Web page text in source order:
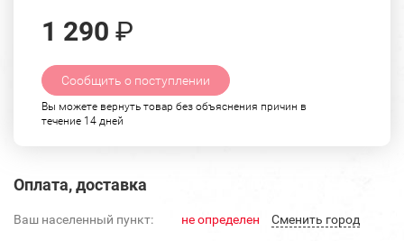
1 290 ₽
Сообщить о поступлении
Вы можете вернуть товар без объяснения причин в
течение 14 дней
Оплата, доставка
Ваш населенный пункт: не определен Cменить город